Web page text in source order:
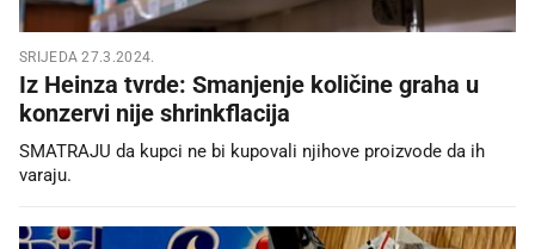
SRIJEDA 27.3.2024.
Iz Heinza tvrde: Smanjenje količine graha u
konzervi nije shrinkflacija
SMATRAJU da kupci ne bi kupovali njihove proizvode da ih
varaju.